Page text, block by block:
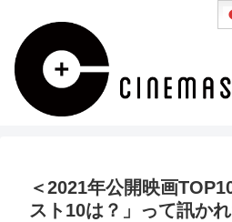
＜2021年公開映画
スト10は？」って訊か